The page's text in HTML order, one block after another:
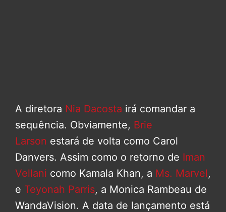
A diretora Nia Dacosta irá comandar a
sequência. Obviamente, Brie
Larson estará de volta como Carol
Danvers. Assim como o retorno de Iman
Vellani como Kamala Khan, a Ms. Marvel,
e Teyonah Parris, a Monica Rambeau de
WandaVision. A data de lançamento está